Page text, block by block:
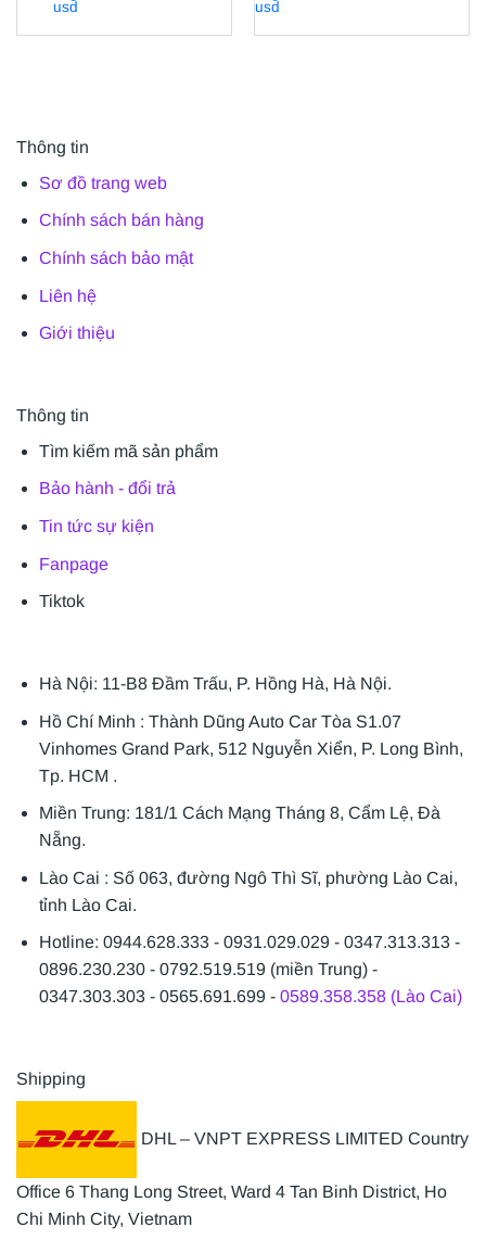
Thông tin
Sơ đồ trang web
Chính sách bán hàng
Chính sách bảo mật
Liên hệ
Giới thiệu
Thông tin
Tìm kiếm mã sản phẩm
Bảo hành - đổi trả
Tin tức sự kiện
Fanpage
Tiktok
Hà Nội: 11-B8 Đầm Trấu, P. Hồng Hà, Hà Nội.
Hồ Chí Minh : Thành Dũng Auto Car Tòa S1.07
Vinhomes Grand Park, 512 Nguyễn Xiển, P. Long Bình,
Tp. HCM .
Miền Trung: 181/1 Cách Mạng Tháng 8, Cẩm Lệ, Đà
Nẵng.
Lào Cai : Số 063, đường Ngô Thì Sĩ, phường Lào Cai,
tỉnh Lào Cai.
Hotline: 0944.628.333 - 0931.029.029 - 0347.313.313 -
0896.230.230 - 0792.519.519 (miền Trung) -
0347.303.303 - 0565.691.699 - 0589.358.358 (Lào Cai)
Shipping
DHL – VNPT EXPRESS LIMITED Country
Office 6 Thang Long Street, Ward 4 Tan Binh District, Ho
Chi Minh City, Vietnam